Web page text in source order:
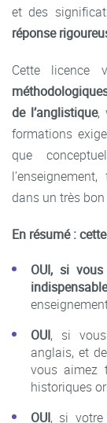
et des
réponse
Cette licence
de l’anglistique,
formations
que
dans un très
En résumé :
OUI, si
OUI, si
anglais, et
vous aimez
historiques
OUI, si votre